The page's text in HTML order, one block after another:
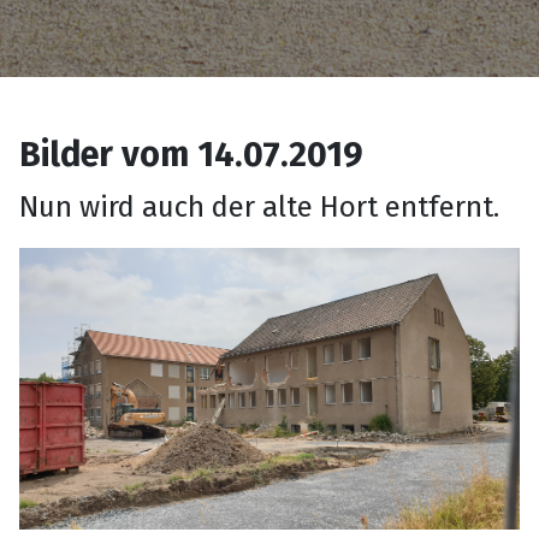
Bilder vom 14.07.2019
Nun wird auch der alte Hort entfernt.